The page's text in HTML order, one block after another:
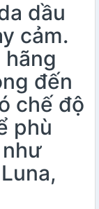
dầu
cảm.
hãng
đến
chế độ
phù